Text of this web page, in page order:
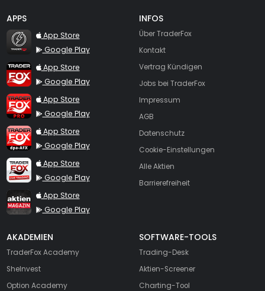
APPS
TraderFox Flash
App Store
Google Play
TraderFox App
App Store
Google Play
TraderFox Pro
App Store
Google Play
TraderFox dpa-AFX ProFeed
App Store
Google Play
TraderFox Live Trading
App Store
Google Play
TraderFox aktien Magazin
App Store
Google Play
INFOS
Über TraderFox
Kontakt
Vertrag Kündigen
Jobs bei TraderFox
Impressum
AGB
Datenschutz
Cookie-Einstellungen
Alle Aktien
Barrierefreiheit
AKADEMIEN
TraderFox Academy
SheInvest
Option Academy
SOFTWARE-TOOLS
Trading-Desk
Aktien-Screener
Charting-Tool